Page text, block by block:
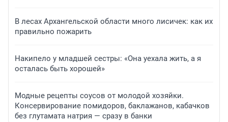
В лесах Архангельской области много лисичек: как их
правильно пожарить
Накипело у младшей сестры: «Она уехала жить, а я
осталась быть хорошей»
Модные рецепты соусов от молодой хозяйки.
Консервирование помидоров, баклажанов, кабачков
без глутамата натрия — сразу в банки